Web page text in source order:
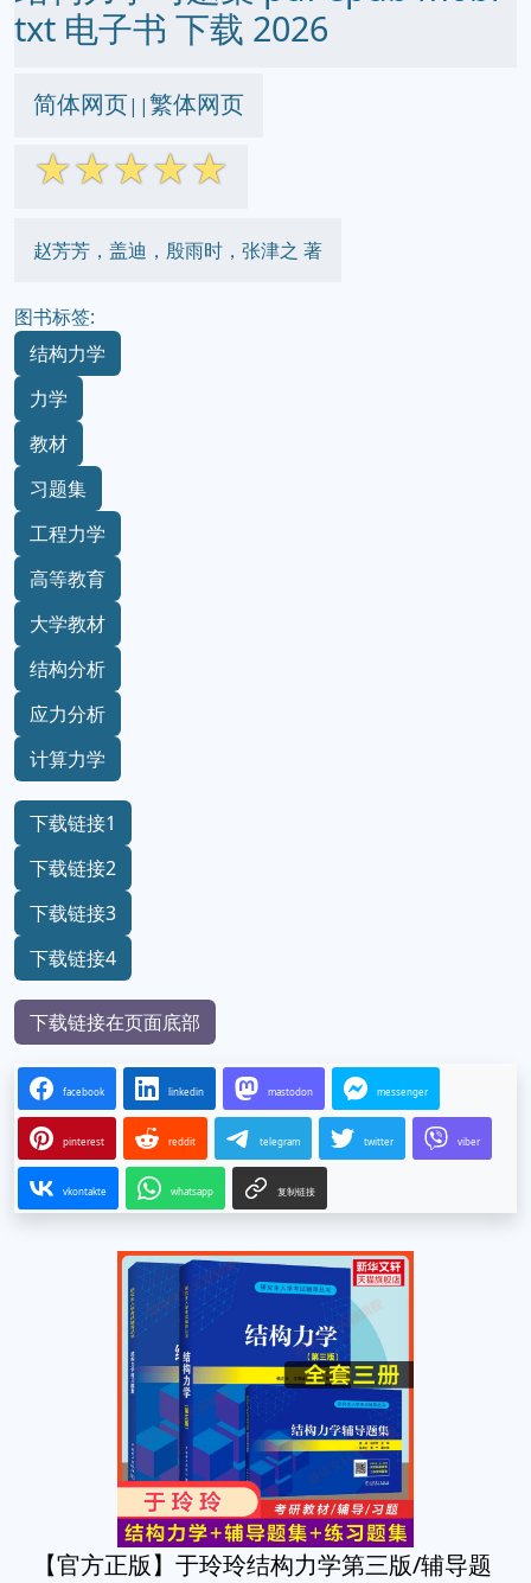
txt 电子书 下载 2026
简体网页||繁体网页
☆☆☆☆☆
赵芳芳，盖迪，殷雨时，张津之 著
图书标签:
结构力学
力学
教材
习题集
工程力学
高等教育
大学教材
结构分析
应力分析
计算力学
下载链接1
下载链接2
下载链接3
下载链接4
下载链接在页面底部
facebook linkedin mastodon messenger
pinterest reddit telegram twitter viber
vkontakte whatsapp 复制链接
【官方正版】于玲玲结构力学第三版/辅导题